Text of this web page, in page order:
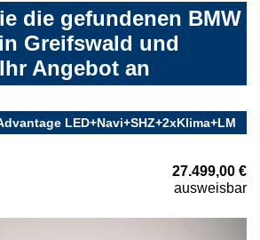
die gefundenen BMW
Greifswald und
Angebot an
LED+Navi+SHZ+2xKlima+LM
27.499,00 €
ausweisbar